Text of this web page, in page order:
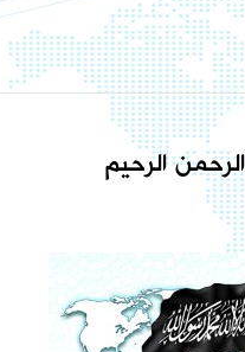
الرحيم